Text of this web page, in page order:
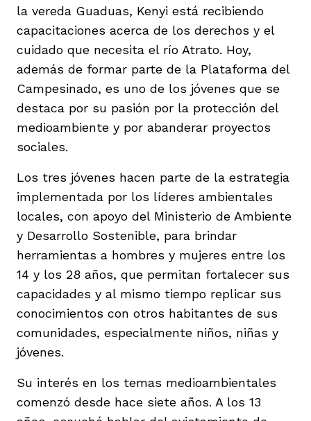
la vereda Guaduas, Kenyi está recibiendo
capacitaciones acerca de los derechos y el
cuidado que necesita el río Atrato. Hoy,
además de formar parte de la Plataforma del
Campesinado, es uno de los jóvenes que se
destaca por su pasión por la protección del
medioambiente y por abanderar proyectos
sociales.
Los tres jóvenes hacen parte de la estrategia
implementada por los líderes ambientales
locales, con apoyo del Ministerio de Ambiente
y Desarrollo Sostenible, para brindar
herramientas a hombres y mujeres entre los
14 y los 28 años, que permitan fortalecer sus
capacidades y al mismo tiempo replicar sus
conocimientos con otros habitantes de sus
comunidades, especialmente niños, niñas y
jóvenes.
Su interés en los temas medioambientales
comenzó desde hace siete años. A los 13
del Cesar
Ana